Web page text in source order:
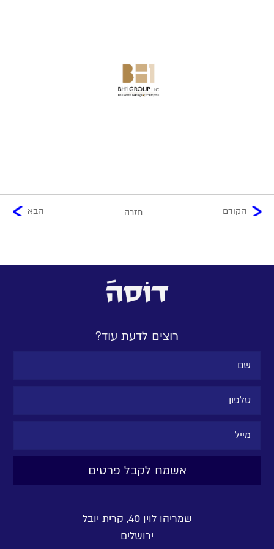
הקודם חזרה הבא
רוצים לדעת עוד?
שמריהו לוין 40, קרית יובל
ירושלים